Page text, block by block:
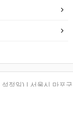
정일) | 서울시 마포구